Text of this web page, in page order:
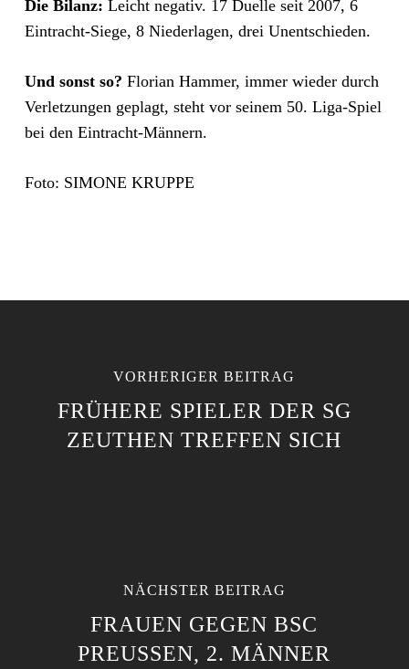
Die Bilanz: Leicht negativ. 17 Duelle seit 2007, 6
Eintracht-Siege, 8 Niederlagen, drei Unentschieden.
Und sonst so? Florian Hammer, immer wieder durch
Verletzungen geplagt, steht vor seinem 50. Liga-Spiel
bei den Eintracht-Männern.
Foto: SIMONE KRUPPE
VORHERIGER BEITRAG
FRÜHERE SPIELER DER SG
ZEUTHEN TREFFEN SICH
NÄCHSTER BEITRAG
FRAUEN GEGEN BSC
PREUSSEN, 2. MÄNNER G